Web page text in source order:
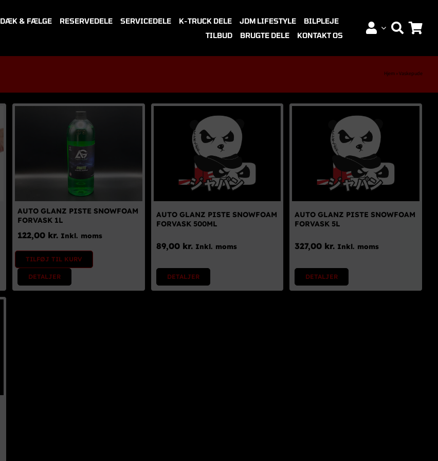
DÆK & FÆLGE RESERVEDELE SERVICEDELE K-TRUCK DELE JDM LIFESTYLE
BILPLEJE
TILBUD
BRUGTE DELE KONTAKT OS
Hjem »Vaskepude
AUTO GLANZ PISTE SNOWFOAM
FORVASK 1L
122,00 kr. Inkl. moms
TILFØJ TIL KURV
DETALJER
AUTO GLANZ PISTE SNOWFOAM
FORVASK 500ML
89,00 kr. Inkl. moms
DETALJER
AUTO GLANZ PISTE SNOWFOAM
FORVASK 5L
327,00 kr. Inkl. moms
DETALJER